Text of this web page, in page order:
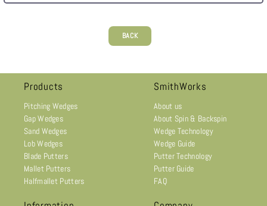
BACK
Products
Pitching Wedges
Gap Wedges
Sand Wedges
Lob Wedges
Blade Putters
Mallet Putters
Halfmallet Putters
SmithWorks
About us
About Spin & Backspin
Wedge Technology
Wedge Guide
Putter Technology
Putter Guide
FAQ